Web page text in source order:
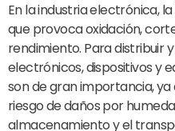
En la industria electrónica,
que provoca oxidación,
rendimiento. Para distribuir
electrónicos, dispositivos y
son de gran importancia,
riesgo de daños por
almacenamiento y el